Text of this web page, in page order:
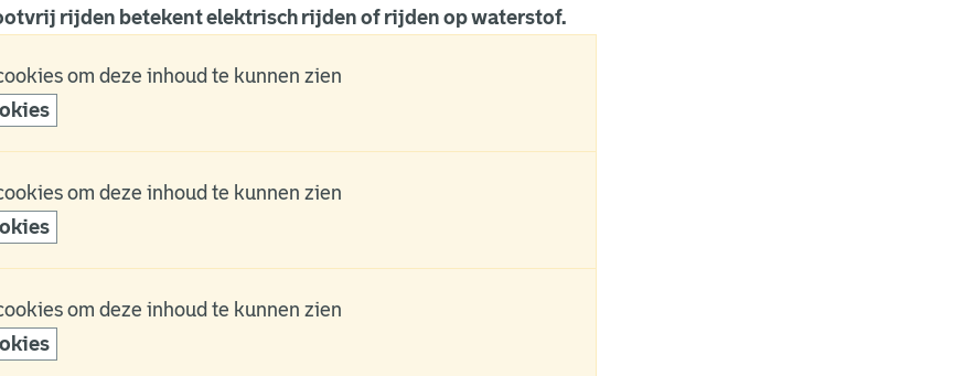
rijden betekent elektrisch rijden of rijden op waterstof.
om deze inhoud te kunnen zien
om deze inhoud te kunnen zien
om deze inhoud te kunnen zien